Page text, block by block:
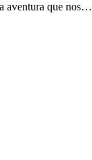
aventura que nos…